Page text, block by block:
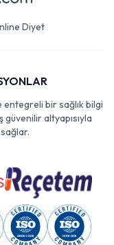
Diyet
entegreli bir sağlık bilgi
altyapısıyla